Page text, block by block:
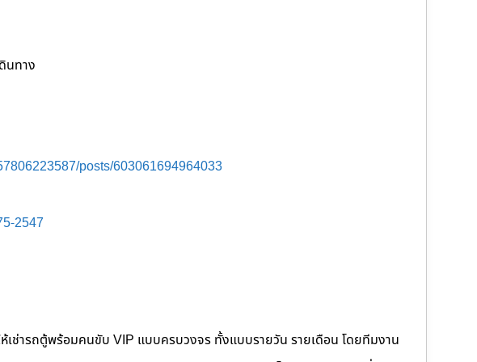
นทาง
posts/603061694964033
2547
ห้เช่ารถตู้พร้อมคนขับ VIP แบบครบวงจร ทั้งแบบรายวัน รายเดือน โดยทีมงาน